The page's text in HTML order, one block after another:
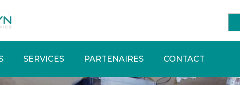
SERVICES PARTENAIRES CONTACT